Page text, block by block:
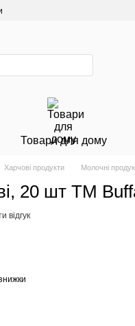
Товари для дому
Харчові продукти Молочні
20 шт ТМ
відгук